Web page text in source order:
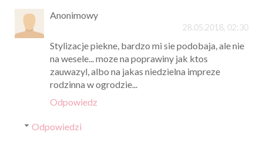
Anonimowy
28.05.2018, 02:30
Stylizacje piekne, bardzo mi sie podobaja, ale nie
na wesele... moze na poprawiny jak ktos
zauwazyl, albo na jakas niedzielna impreze
rodzinna w ogrodzie...
Odpowiedz
Odpowiedzi